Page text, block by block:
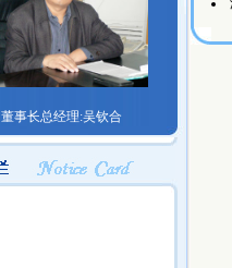
董事长总经理:吴钦合